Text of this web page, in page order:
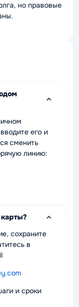
но правовые
его и
сменить
линию:
сохраните
в
и сроки